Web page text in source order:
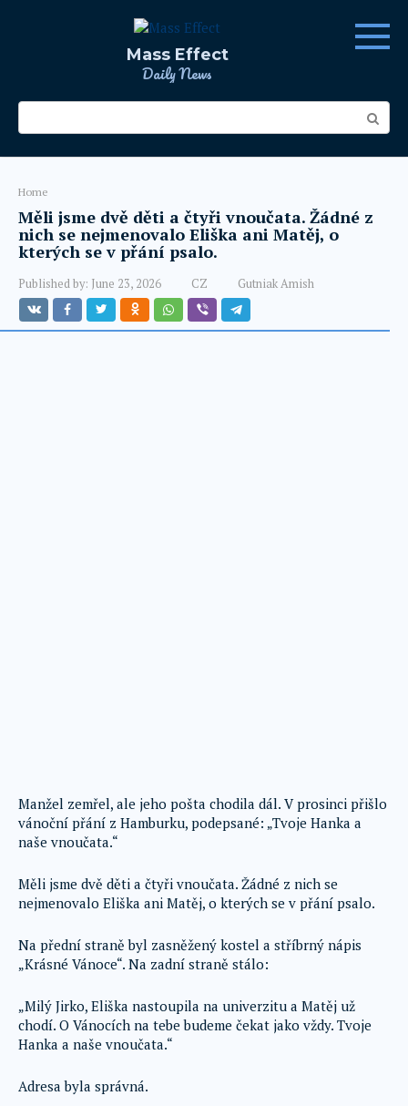
Mass Effect
Daily News
Search:
Home
Měli jsme dvě děti a čtyři vnoučata. Žádné z
nich se nejmenovalo Eliška ani Matěj, o
kterých se v přání psalo.
Published by: June 23, 2026 CZ Gutniak Amish
Manžel zemřel, ale jeho pošta chodila dál. V prosinci přišlo
vánoční přání z Hamburku, podepsané: „Tvoje Hanka a
naše vnoučata.“
Měli jsme dvě děti a čtyři vnoučata. Žádné z nich se
nejmenovalo Eliška ani Matěj, o kterých se v přání psalo.
Na přední straně byl zasněžený kostel a stříbrný nápis
„Krásné Vánoce“. Na zadní straně stálo:
„Milý Jirko, Eliška nastoupila na univerzitu a Matěj už
chodí. O Vánocích na tebe budeme čekat jako vždy. Tvoje
Hanka a naše vnoučata.“
Adresa byla správná.